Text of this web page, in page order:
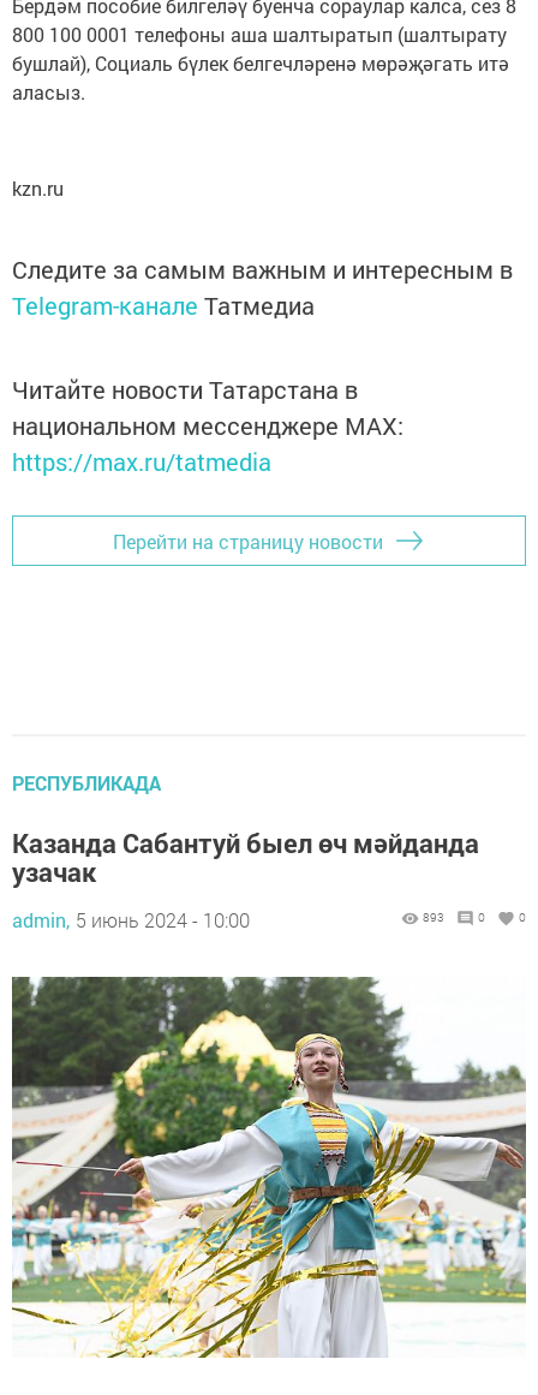
Бердәм пособие билгеләү буенча сораулар калса, сез 8
800 100 0001 телефоны аша шалтыратып (шалтырату
бушлай), Социаль бүлек белгечләренә мөрәҗәгать итә
аласыз.
kzn.ru
Следите за самым важным и интересным в
Telegram-канале Татмедиа
Читайте новости Татарстана в
национальном мессенджере MАХ:
https://max.ru/tatmedia
Перейти на страницу новости
РЕСПУБЛИКАДА
Казанда Сабантуй быел өч мәйданда
узачак
admin, 5 июнь 2024 - 10:00 893 0 0